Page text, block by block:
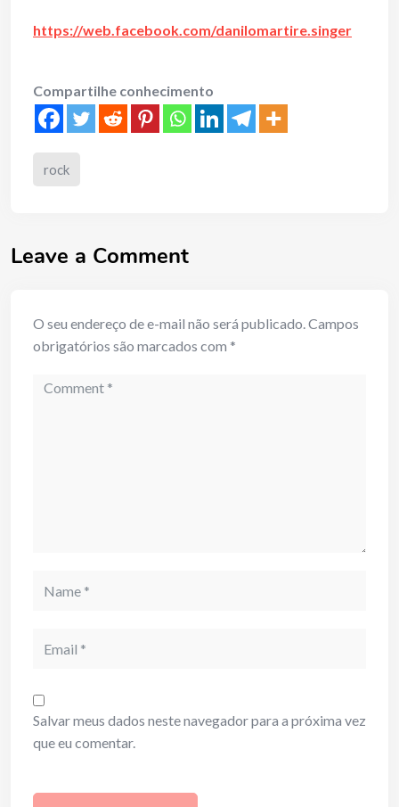
https://web.facebook.com/danilomartire.singer
Compartilhe conhecimento
rock
Leave a Comment
O seu endereço de e-mail não será publicado.Campos
obrigatórios são marcados com *
Comment
Salvar meus dados neste navegador para a próxima vez
que eu comentar.